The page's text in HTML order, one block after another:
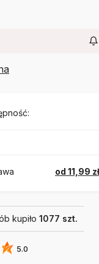
od 11,99 zł
kupiło 1077 szt.
5.0